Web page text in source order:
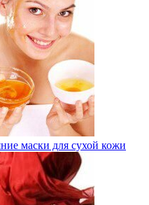
маски для сухой кожи